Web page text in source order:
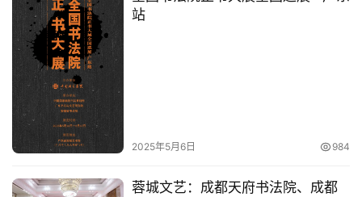
站
2025年5月6日 984
蓉城文艺：成都天府书法院、成都